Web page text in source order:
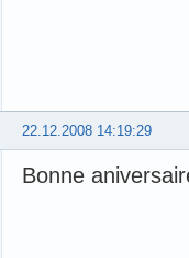
22.12.2008 14:19:29
Bonne